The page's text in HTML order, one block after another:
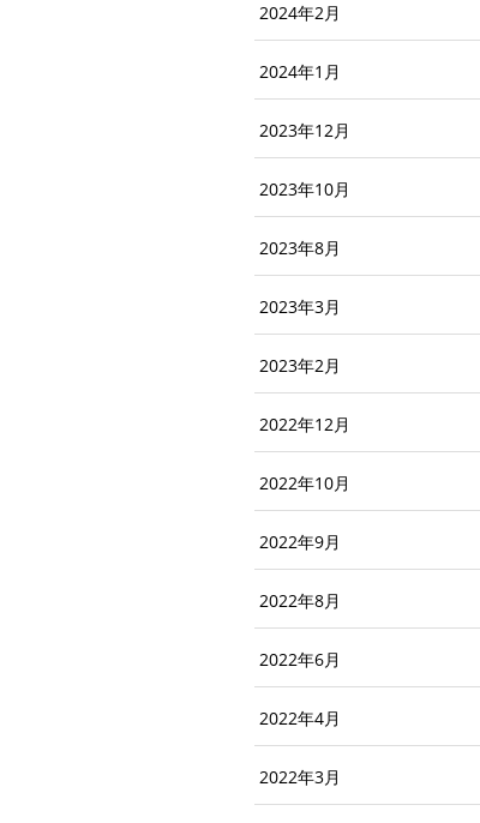
2024年2月
2024年1月
2023年12月
2023年10月
2023年8月
2023年3月
2023年2月
2022年12月
2022年10月
2022年9月
2022年8月
2022年6月
2022年4月
2022年3月